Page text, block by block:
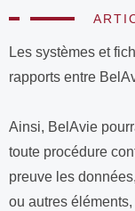
Les systèmes et
rapports entre
Ainsi, BelAvie
toute procédure
preuve les
ou autres